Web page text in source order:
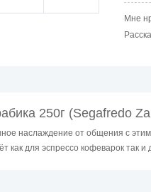
Мне
250г (Segafredo
наслаждение от общения с
как для эспрессо кофеварок так